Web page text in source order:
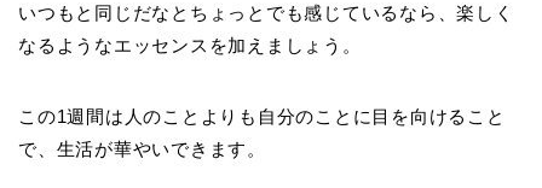
いつもと同じだなとちょっとでも感じているなら、楽しく
なるようなエッセンスを加えましょう。
この1週間は人のことよりも自分のことに目を向けること
で、生活が華やいできます。